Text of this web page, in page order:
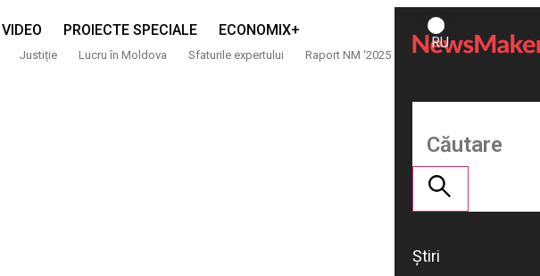
VIDEO PROIECTE SPECIALE ECONOMIX+
Justiție Lucru în Moldova Sfaturile expertului Raport NM ‘2025
ROMÂNĂ
RU
Susține
NM
Știri